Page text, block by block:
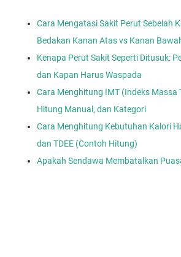
Cara Mengatasi Sakit Perut Sebelah
Bedakan Kanan Atas vs Kanan
Kenapa Perut Sakit Seperti Ditusuk:
dan Kapan Harus Waspada
Cara Menghitung IMT (Indeks Massa
Hitung Manual, dan Kategori
Cara Menghitung Kebutuhan Kalori
dan TDEE (Contoh Hitung)
Apakah Sendawa Membatalkan